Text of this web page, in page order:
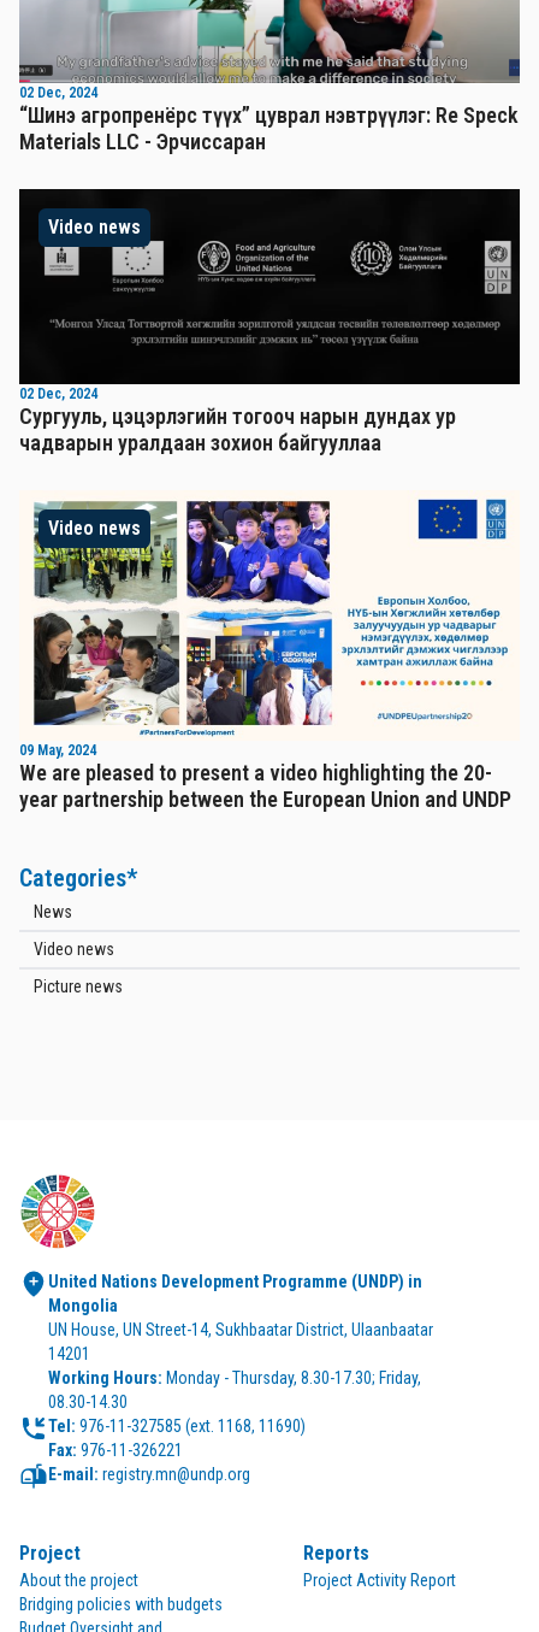
Categories*
News
Video news
Picture news
02 Dec, 2024
“Шинэ агропренёрс түүх” цуврал нэвтрүүлэг: Re Speck
Materials LLC - Эрчиссаран
Video news
02 Dec, 2024
Сургууль, цэцэрлэгийн тогооч нарын дундах ур
чадварын уралдаан зохион байгууллаа
Video news
09 May, 2024
We are pleased to present a video highlighting the 20-
year partnership between the European Union and UNDP
United Nations Development Programme (UNDP) in
Mongolia
UN House, UN Street-14, Sukhbaatar District, Ulaanbaatar
14201
Working Hours: Monday - Thursday, 8.30-17.30; Friday,
08.30-14.30
Tel:
Fax: 976-11-326221
E-mail: registry.mn@undp.org
Project
About the project
Bridging policies with budgets
Reports
Project Activity Report